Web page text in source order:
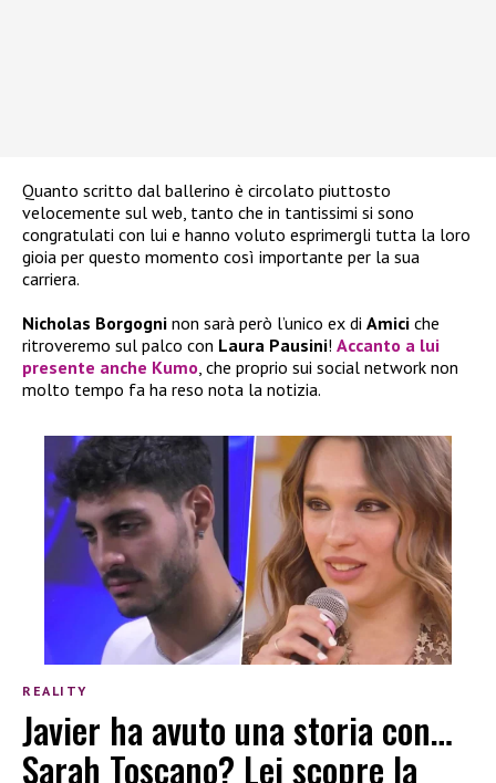
Quanto scritto dal ballerino è circolato piuttosto
velocemente sul web, tanto che in tantissimi si sono
congratulati con lui e hanno voluto esprimergli tutta la loro
gioia per questo momento così importante per la sua
carriera.
Nicholas Borgogni non sarà però l’unico ex di Amici che
ritroveremo sul palco con Laura Pausini! Accanto a lui
presente anche Kumo, che proprio sui social network non
molto tempo fa ha reso nota la notizia.
REALITY
Javier ha avuto una storia con…
Sarah Toscano? Lei scopre la